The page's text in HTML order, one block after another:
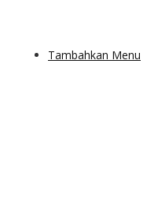
Tambahkan Menu